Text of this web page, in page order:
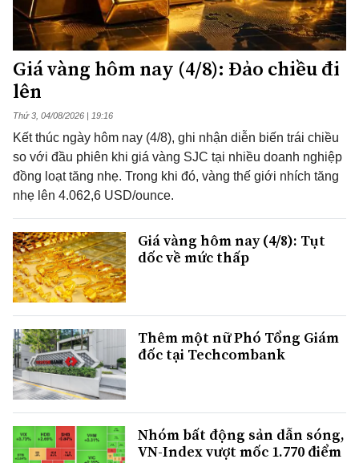
Giá vàng hôm nay (4/8): Đảo chiều đi
lên
Thứ 3, 04/08/2026 | 19:16
Kết thúc ngày hôm nay (4/8), ghi nhận diễn biến trái chiều
so với đầu phiên khi giá vàng SJC tại nhiều doanh nghiệp
đồng loạt tăng nhẹ. Trong khi đó, vàng thế giới nhích tăng
nhẹ lên 4.062,6 USD/ounce.
Giá vàng hôm nay (4/8): Tụt
dốc về mức thấp
Thêm một nữ Phó Tổng Giám
đốc tại Techcombank
Nhóm bất động sản dẫn sóng,
VN-Index vượt mốc 1.770 điểm